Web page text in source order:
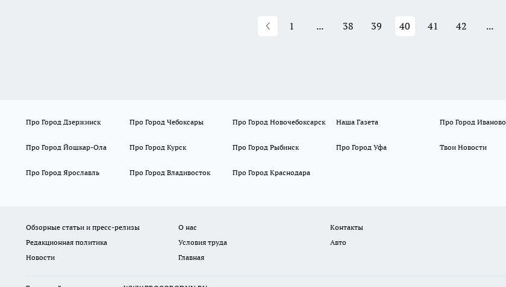
1 ... 38 39 40 41 42 ...
Про Город Дзержинск Про Город Чебоксары Про Город Новочебоксарск Наша Газета Про Город Иваново
Про Город Йошкар-Ола Про Город Курск Про Город Рыбинск Про Город Уфа Твои Новости
Про Город Ярославль Про Город Владивосток Про Город Краснодара
Обзорные статьи и пресс-релизы О нас
Контакты
Редакционная политика
Условия труда
Авто
Новости
Главная